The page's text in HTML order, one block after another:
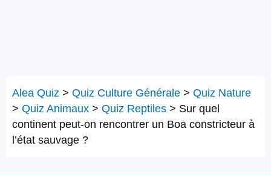
Alea Quiz > Quiz Culture Générale > Quiz Nature
> Quiz Animaux > Quiz Reptiles > Sur quel
continent peut-on rencontrer un Boa constricteur à
l’état sauvage ?